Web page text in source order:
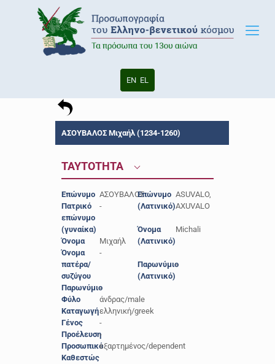
EN EL
ΑΣΟΥΒΑΛΟΣ Μιχαήλ (1234-1260)
ΤΑΥΤΟΤΗΤΑ
Επώνυμο ΑΣΟΥΒΑΛΟΣ
Πατρικό
επώνυμο
(γυναίκα)
-
Όνομα
Μιχαήλ
Όνομα
πατέρα/
συζύγου
-
Παρωνύμιο
-
Φύλο
άνδρας/male
Καταγωγήελληνική/greek
Γένος
-
Προέλευση-
Προσωπικό
Καθεστώς
εξαρτημένος/dependent
Επώνυμο
(Λατινικό)
ASUVALO,
AXUVALO
Όνομα
(Λατινικό)
Michali
Παρωνύμιο
(Λατινικό)
-